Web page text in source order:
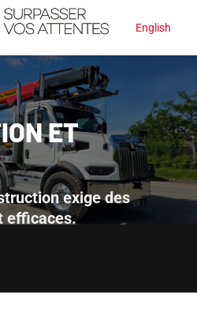
English
ET
exige des
efficaces.